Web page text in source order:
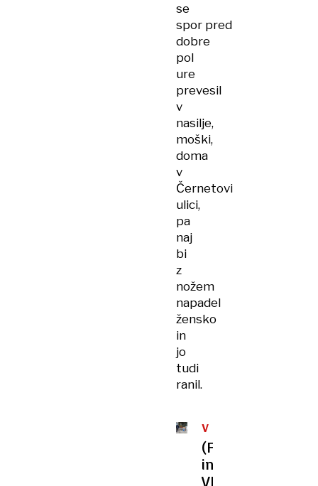
se
spor pred
dobre
pol
ure
prevesil
v
nasilje,
moški,
doma
v
Černetovi
ulici,
pa
naj
bi
z
nožem
napadel
žensko
in
jo
tudi
ranil.
V
BLIŽINI
TIVOLIJA
(FOTO
in
VIDEO)